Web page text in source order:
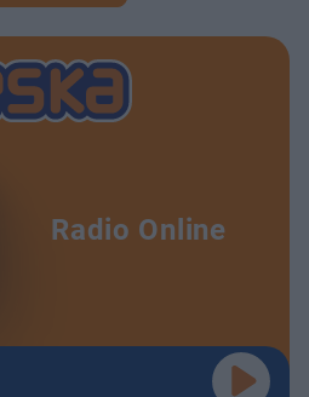
Radio Online